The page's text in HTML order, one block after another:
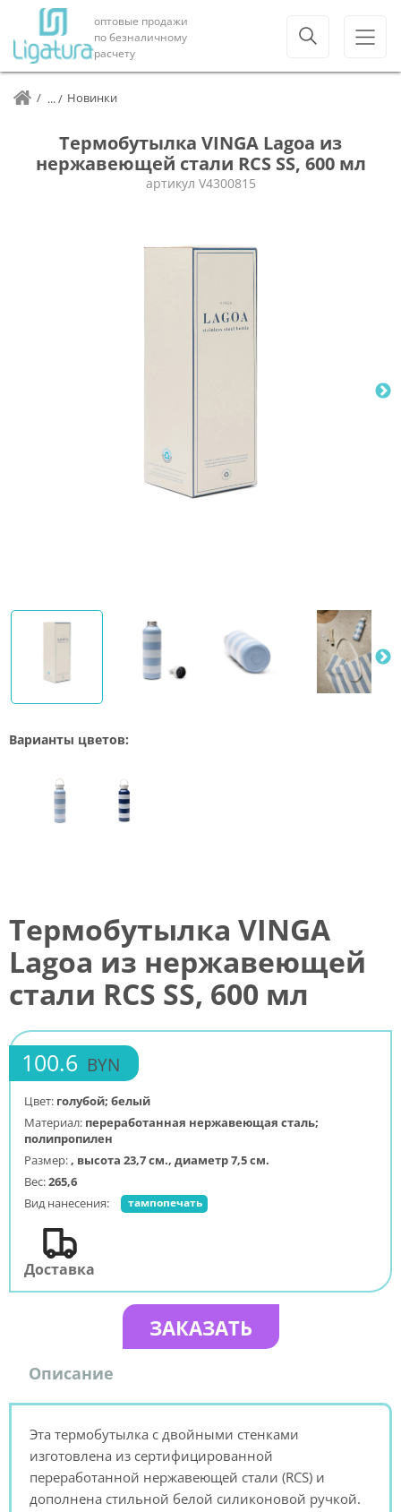
оптовые продажи
по безналичному
расчету
Новинки
Термобутылка VINGA Lagoa из
нержавеющей стали RCS SS, 600 мл
артикул V4300815
Варианты цветов:
Термобутылка VINGA
Lagoa из нержавеющей
стали RCS SS, 600 мл
100.6 BYN
Цвет: голубой; белый
Материал: переработанная нержавеющая сталь;
полипропилен
Размер:, высота 23,7 см., диаметр 7,5 см.
Вес:265,6
Вид нанесения:
тампопечать
Доставка
ЗАКАЗАТЬ
Описание
Эта термобутылка с двойными стенками
изготовлена из сертифицированной
переработанной нержавеющей стали (RCS) и
дополнена стильной белой силиконовой ручкой.